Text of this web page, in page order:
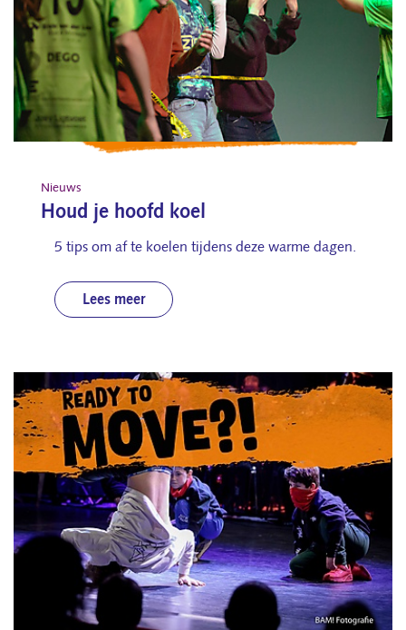
Nieuws
Houd je hoofd koel
5 tips om af te koelen tijdens deze warme dagen.
Lees meer